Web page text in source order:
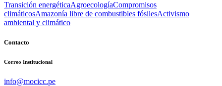
Transición energéticaAgroecologíaCompromisos
climáticosAmazonía libre de combustibles fósilesActivismo
ambiental y climático
Contacto
Correo Institucional
info@mocicc.pe